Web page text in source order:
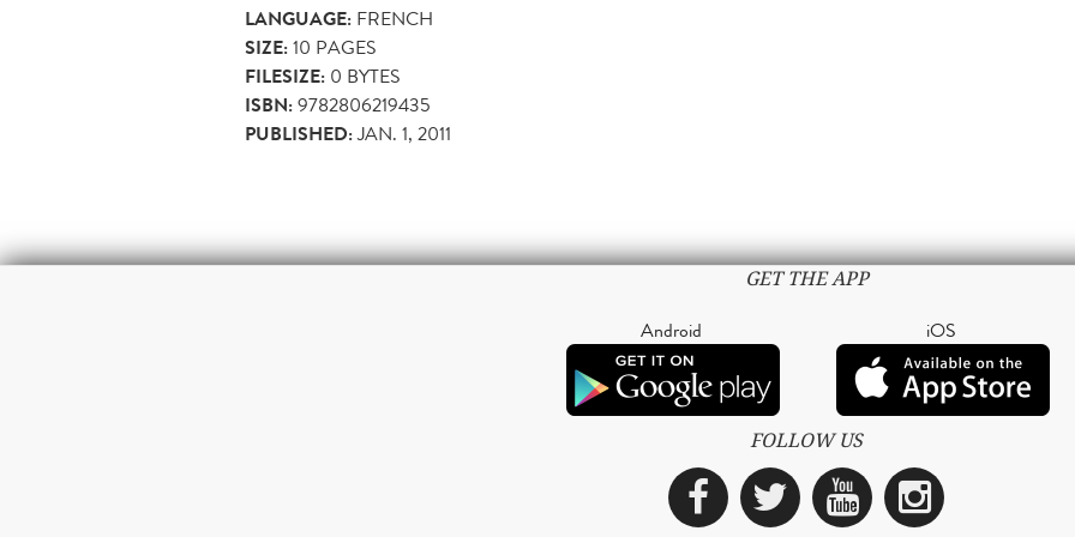
LANGUAGE: FRENCH
SIZE:10 PAGES
FILESIZE: 0 BYTES
ISBN:9782806219435
PUBLISHED:JAN. 1, 2011
GET THE APP
Android iOS
FOLLOW US
Facebook
TwitterYouTube